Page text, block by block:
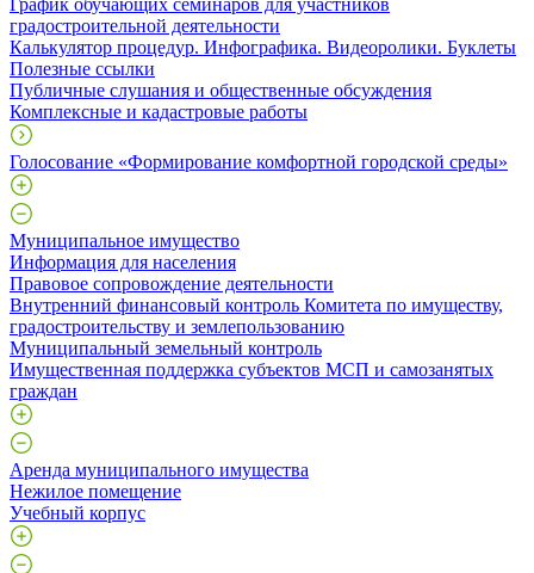
градостроительной деятельности
Калькулятор процедур. Инфографика. Видеоролики. Буклеты
Полезные ссылки
Публичные слушания и общественные обсуждения
Комплексные и кадастровые работы
Голосование «Формирование комфортной городской среды»
Муниципальное имущество
Информация для населения
Правовое сопровождение деятельности
Внутренний финансовый контроль Комитета по имуществу,
градостроительству и землепользованию
Муниципальный земельный контроль
Имущественная поддержка субъектов МСП и самозанятых
граждан
Аренда муниципального имущества
Нежилое помещение
Учебный корпус